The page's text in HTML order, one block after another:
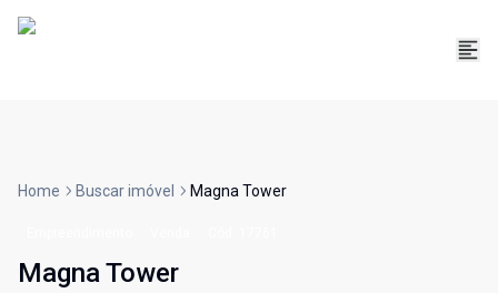
Home Buscar imóvel Magna Tower
Magna Tower